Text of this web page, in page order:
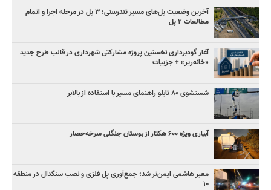
آخرین وضعیت پل‌های مسیر تندرستی؛ ۳ پل در مرحله اجرا و اتمام
مطالعات ۲ پل
آغاز گودبرداری نخستین پروژه مشارکتی شهرداری در قالب طرح جدید
«خانه‌ریز» + جزییات
شستشوی ۸۰ تابلو راهنمای مسیر با استفاده از بالابر
آبیاری ویژه ۶۰۰ هکتار از بوستان جنگلی سرخه‌حصار
معبر هاشمی ایمن‌تر شد؛ جمع‌آوری پل فلزی و نصب سنگدال در منطقه
۱۰